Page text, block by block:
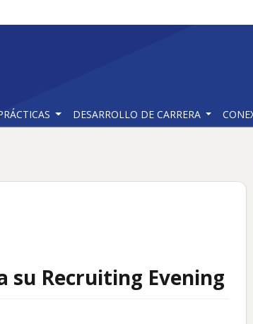
DESARROLLO DE CARRERA
su Recruiting Evening